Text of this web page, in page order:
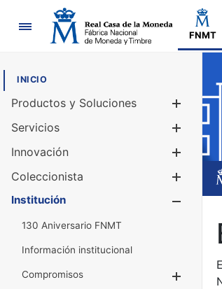
Navegación
FNMT
INICIO
Productos y Soluciones
Servicios
Innovación
Coleccionista
Institución
130 Aniversario FNMT
Información institucional
Compromisos